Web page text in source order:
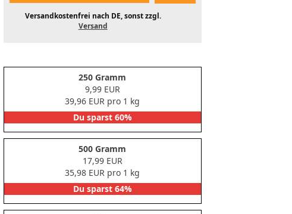
Versandkostenfrei nach DE, sonst zzgl.
Versand
250 Gramm
9,99 EUR
39,96 EUR pro 1 kg
Du sparst 60%
500 Gramm
17,99 EUR
35,98 EUR pro 1 kg
Du sparst 64%